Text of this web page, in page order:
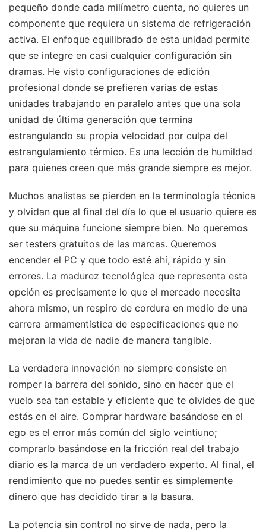
pequeño donde cada milímetro cuenta, no quieres un
componente que requiera un sistema de refrigeración
activa. El enfoque equilibrado de esta unidad permite
que se integre en casi cualquier configuración sin
dramas. He visto configuraciones de edición
profesional donde se prefieren varias de estas
unidades trabajando en paralelo antes que una sola
unidad de última generación que termina
estrangulando su propia velocidad por culpa del
estrangulamiento térmico. Es una lección de humildad
para quienes creen que más grande siempre es mejor.
Muchos analistas se pierden en la terminología técnica
y olvidan que al final del día lo que el usuario quiere es
que su máquina funcione siempre bien. No queremos
ser testers gratuitos de las marcas. Queremos
encender el PC y que todo esté ahí, rápido y sin
errores. La madurez tecnológica que representa esta
opción es precisamente lo que el mercado necesita
ahora mismo, un respiro de cordura en medio de una
carrera armamentística de especificaciones que no
mejoran la vida de nadie de manera tangible.
La verdadera innovación no siempre consiste en
romper la barrera del sonido, sino en hacer que el
vuelo sea tan estable y eficiente que te olvides de que
estás en el aire. Comprar hardware basándose en el
ego es el error más común del siglo veintiuno;
comprarlo basándose en la fricción real del trabajo
diario es la marca de un verdadero experto. Al final, el
rendimiento que no puedes sentir es simplemente
dinero que has decidido tirar a la basura.
La potencia sin control no sirve de nada, pero la